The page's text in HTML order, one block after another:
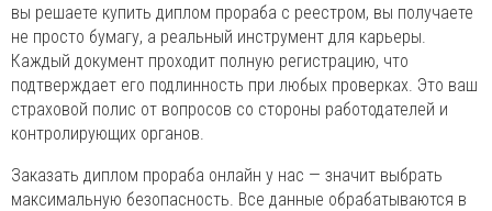
вы решаете купить диплом прораба с реестром, вы получаете
не просто бумагу, а реальный инструмент для карьеры.
Каждый документ проходит полную регистрацию, что
подтверждает его подлинность при любых проверках. Это ваш
страховой полис от вопросов со стороны работодателей и
контролирующих органов.
Заказать диплом прораба онлайн у нас — значит выбрать
максимальную безопасность. Все данные обрабатываются в